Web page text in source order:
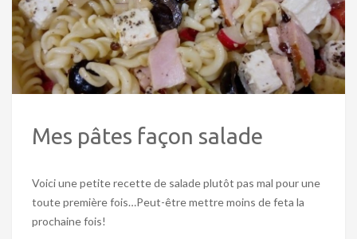
Mes pâtes façon salade
Voici une petite recette de salade plutôt pas mal pour une
toute première fois…Peut-être mettre moins de feta la
prochaine fois!